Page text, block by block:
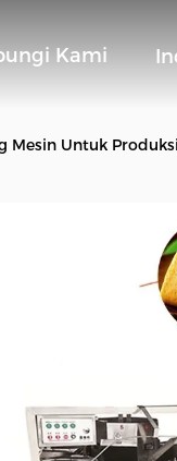
Kami
Untuk